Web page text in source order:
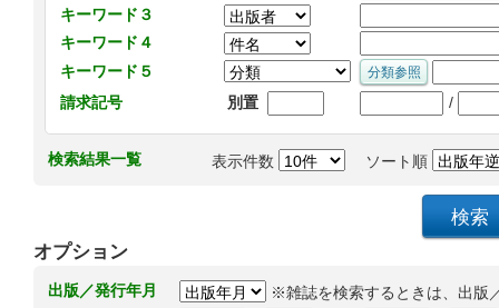
キーワード３
キーワード４
キーワード５
請求記号
別置 /
検索結果一覧 表示件数 ソート順
オプション
出版／発行年月
※雑誌を検索するときは、出版